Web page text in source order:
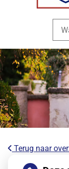
Terug naar